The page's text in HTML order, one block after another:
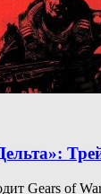
Gears of